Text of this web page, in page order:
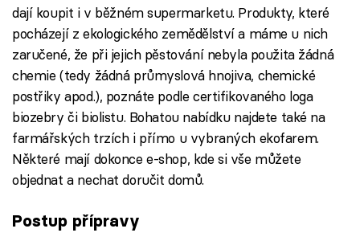
dají koupit i v běžném supermarketu. Produkty, které
pocházejí z ekologického zemědělství a máme u nich
zaručené, že při jejich pěstování nebyla použita žádná
chemie (tedy žádná průmyslová hnojiva, chemické
postřiky apod.), poznáte podle certifikovaného loga
biozebry či biolistu. Bohatou nabídku najdete také na
farmářských trzích i přímo u vybraných ekofarem.
Některé mají dokonce e-shop, kde si vše můžete
objednat a nechat doručit domů.
Postup přípravy